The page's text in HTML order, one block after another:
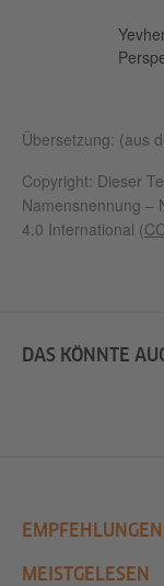
Übersetzung: (aus
Copyright: Dieser
Namensnennung –
4.0 International (
DAS KÖNNTE
MEISTGELESEN